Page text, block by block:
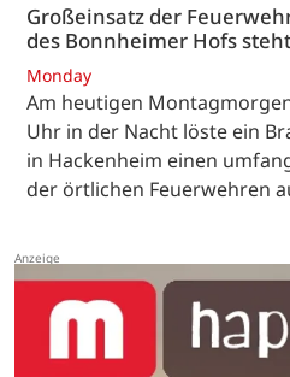
Großeinsatz der
des Bonnheimer Hofs
Monday
Am heutigen
Uhr in der Nacht löste ein
in Hackenheim einen
der örtlichen Feuerwehren